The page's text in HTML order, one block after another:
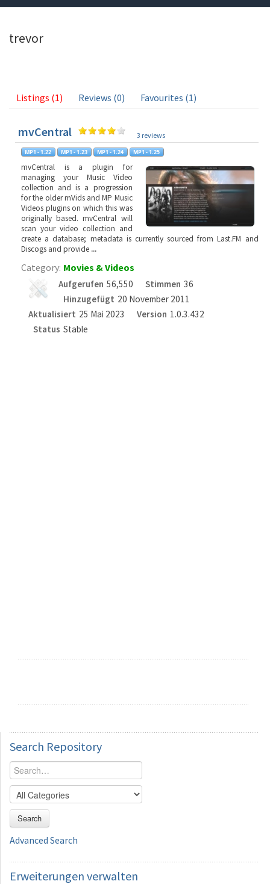
trevor
Listings (1) Reviews (0) Favourites (1)
mvCentral 3 reviews
mvCentral is a plugin for
managing your Music Video
collection and is a progression
for the older mVids and MP Music
Videos plugins on which this was
originally based. mvCentral will
scan your video collection and
create a database; metadata is currently sourced from Last.FM and
Discogs and provide ...
Category: Movies & Videos
Aufgerufen 56,550 Stimmen 36
Hinzugefügt 20 November 2011
Aktualisiert 25 Mai 2023 Version 1.0.3.432
Status Stable
Search Repository
Search
Advanced Search
Erweiterungen verwalten